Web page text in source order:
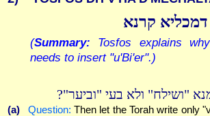
קרנא
(Summary: Tosfos explains
needs to insert "u'Bi'er".)
"ושילח" ולא בעי "וביער"?
(a) Question: Then let the Torah write only